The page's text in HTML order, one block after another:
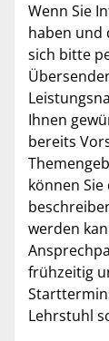
Wenn Sie
haben und
sich bitte
Ihnen
bereits
können
werden
frühzeitig
Lehrstuhl